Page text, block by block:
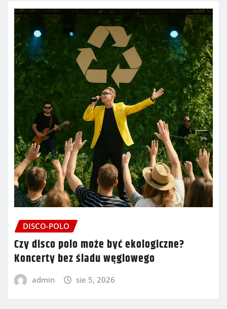
DISCO-POLO
Czy disco polo może być ekologiczne?
Koncerty bez śladu węglowego
admin sie 5, 2026